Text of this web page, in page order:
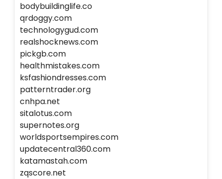
bodybuildinglife.co
qrdoggy.com
technologygud.com
realshocknews.com
pickgb.com
healthmistakes.com
ksfashiondresses.com
patterntrader.org
cnhpa.net
sitalotus.com
supernotes.org
worldsportsempires.com
updatecentral360.com
katamastah.com
zqscore.net